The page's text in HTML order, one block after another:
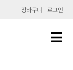
장바구니 로그인